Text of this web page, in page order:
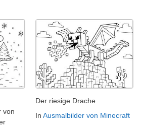
von
Der riesige Drache
In Ausmalbilder von Minecraft